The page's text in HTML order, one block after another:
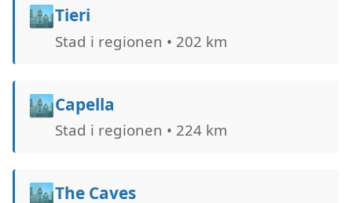
🏙️Tieri
Stad i regionen • 202 km
🏙️Capella
Stad i regionen • 224 km
🏙️The Caves